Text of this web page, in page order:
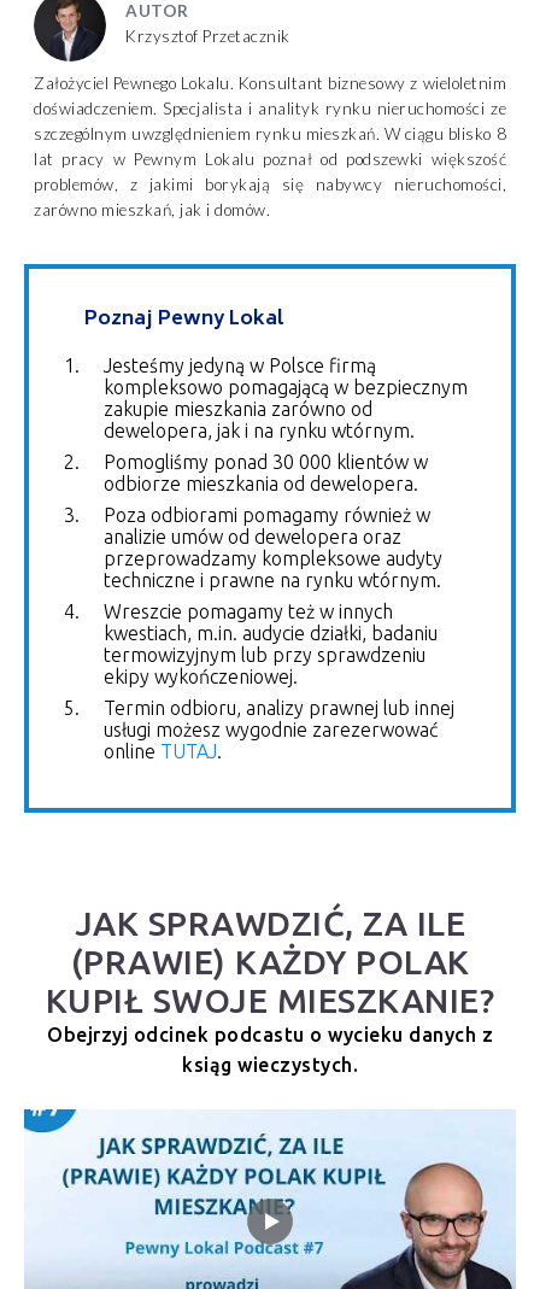
AUTOR
Krzysztof Przetacznik
Założyciel Pewnego Lokalu. Konsultant biznesowy z wieloletnim
doświadczeniem. Specjalista i analityk rynku nieruchomości ze
szczególnym uwzględnieniem rynku mieszkań. W ciągu blisko 8
lat pracy w Pewnym Lokalu poznał od podszewki większość
problemów, z jakimi borykają się nabywcy nieruchomości,
zarówno mieszkań, jak i domów.
Poznaj Pewny Lokal
Jesteśmy jedyną w Polsce firmą
kompleksowo pomagającą w bezpiecznym
zakupie mieszkania zarówno od
dewelopera, jak i na rynku wtórnym.
Pomogliśmy ponad 30 000 klientów w
odbiorze mieszkania od dewelopera.
Poza odbiorami pomagamy również w
analizie umów od dewelopera oraz
przeprowadzamy kompleksowe audyty
techniczne i prawne na rynku wtórnym.
Wreszcie pomagamy też w innych
kwestiach, m.in. audycie działki, badaniu
termowizyjnym lub przy sprawdzeniu
ekipy wykończeniowej.
Termin odbioru, analizy prawnej lub innej
usługi możesz wygodnie zarezerwować
online TUTAJ.
JAK SPRAWDZIĆ, ZA ILE
(PRAWIE) KAŻDY POLAK
KUPIŁ SWOJE MIESZKANIE?
Obejrzyj odcinek podcastu o wycieku danych z
ksiąg wieczystych.